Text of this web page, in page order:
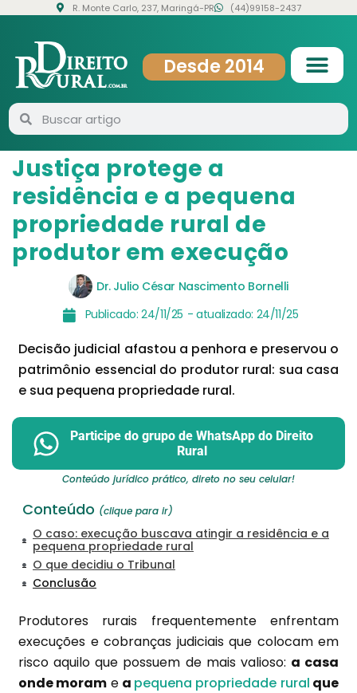
R. Monte Carlo, 237, Maringá-PR (44)99158-2437
Desde 2014
Justiça protege a
residência e a pequena
propriedade rural de
produtor em execução
Dr. Julio César Nascimento Bornelli
Publicado: 24/11/25 - atualizado: 24/11/25
Decisão judicial afastou a penhora e preservou o
patrimônio essencial do produtor rural: sua casa
e sua pequena propriedade rural.
Participe do grupo de WhatsApp do Direito
Rural
Conteúdo jurídico prático, direto no seu celular!
Conteúdo (clique para ir)
O caso: execução buscava atingir a residência e a
pequena propriedade rural
O que decidiu o Tribunal
Conclusão
Produtores rurais frequentemente enfrentam
execuções e cobranças judiciais que colocam em
risco aquilo que possuem de mais valioso: a casa
onde moram e a pequena propriedade rural que